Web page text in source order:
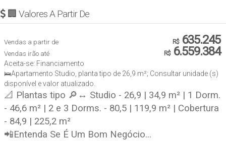
🏢 Valores A Partir De
R$635.245
Vendas a partir de
R$6.559.384
Vendas irão até
Aceita-se: Financiamento
🛌Apartamento Studio, planta tipo de 26,9 m²; Consultar unidade (s)
disponível e valor atualizado.
📐 Plantas tipo 🔎↔ Studio - 26,9 | 34,9 m² | 1 Dorm.
- 46,6 m² | 2 e 3 Dorms. - 80,5 | 119,9 m² | Cobertura
- 84,9 | 225,2 m²
📲Entenda Se É Um Bom Negócio...